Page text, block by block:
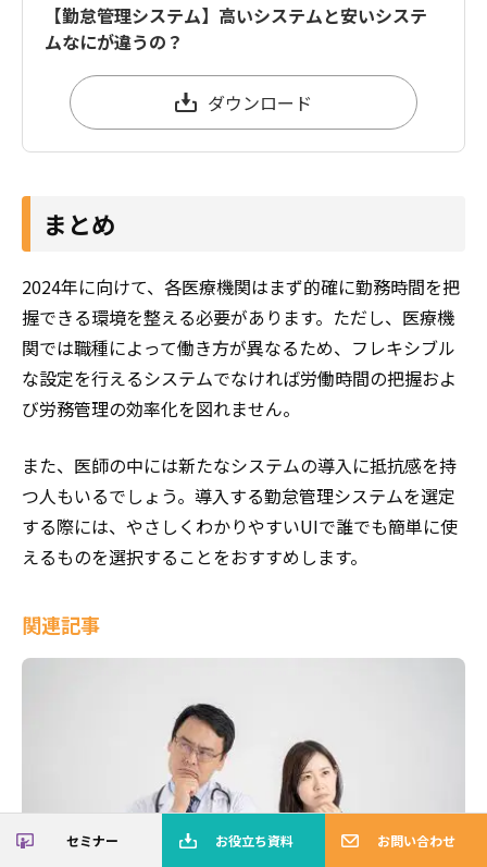
セミナー お役立ち資料 お問い合わせ
【勤怠管理システム】高いシステムと安いシステ
ムなにが違うの？
ダウンロード
まとめ
2024年に向けて、各医療機関はまず的確に勤務時間を把
握できる環境を整える必要があります。ただし、医療機
関では職種によって働き方が異なるため、フレキシブル
な設定を行えるシステムでなければ労働時間の把握およ
び労務管理の効率化を図れません。
また、医師の中には新たなシステムの導入に抵抗感を持
つ人もいるでしょう。導入する勤怠管理システムを選定
する際には、やさしくわかりやすいUIで誰でも簡単に使
えるものを選択することをおすすめします。
関連記事